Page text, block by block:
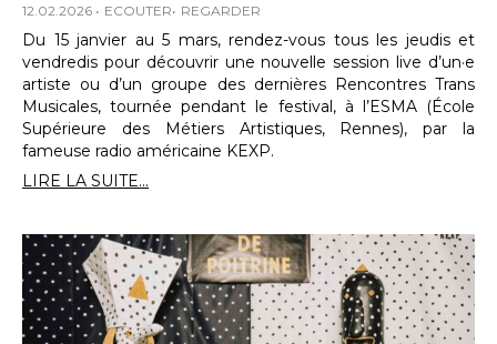
12.02.2026 ECOUTER REGARDER
Du 15 janvier au 5 mars, rendez-vous tous les jeudis et
vendredis pour découvrir une nouvelle session live d’un·e
artiste ou d’un groupe des dernières Rencontres Trans
Musicales, tournée pendant le festival, à l’ESMA (École
Supérieure des Métiers Artistiques, Rennes), par la
fameuse radio américaine KEXP.
LIRE LA SUITE...